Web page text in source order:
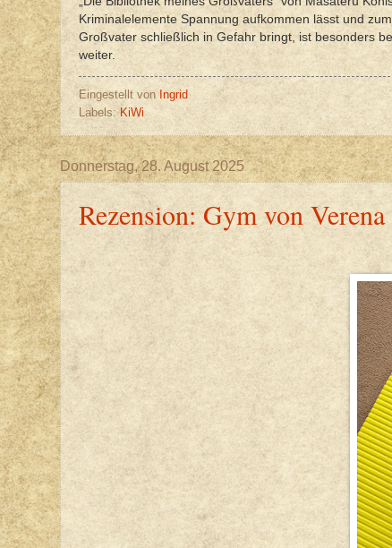
Kriminalelemente Spannung aufkommen lässt und
Großvater schließlich in Gefahr bringt, ist besonders
weiter.
Eingestellt von Ingrid
Labels: KiWi
Donnerstag, 28. August 2025
Rezension: Gym von